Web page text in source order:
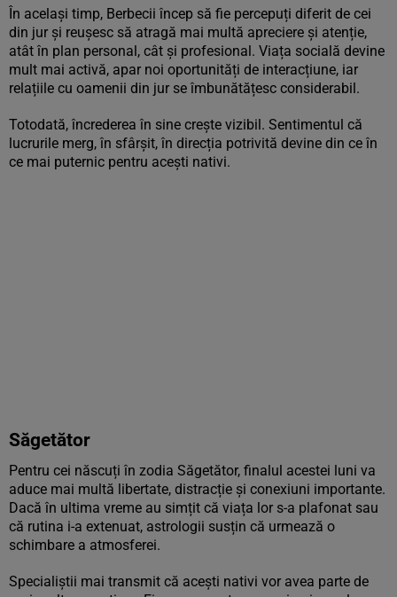
În același timp, Berbecii încep să fie percepuți diferit de cei
din jur și reușesc să atragă mai multă apreciere și atenție,
atât în plan personal, cât și profesional. Viața socială devine
mult mai activă, apar noi oportunități de interacțiune, iar
relațiile cu oamenii din jur se îmbunătățesc considerabil.
Totodată, încrederea în sine crește vizibil. Sentimentul că
lucrurile merg, în sfârșit, în direcția potrivită devine din ce în
ce mai puternic pentru acești nativi.
Săgetător
Pentru cei născuți în zodia Săgetător, finalul acestei luni va
aduce mai multă libertate, distracție și conexiuni importante.
Dacă în ultima vreme au simțit că viața lor s-a plafonat sau
că rutina i-a extenuat, astrologii susțin că urmează o
schimbare a atmosferei.
Specialiștii mai transmit că acești nativi vor avea parte de